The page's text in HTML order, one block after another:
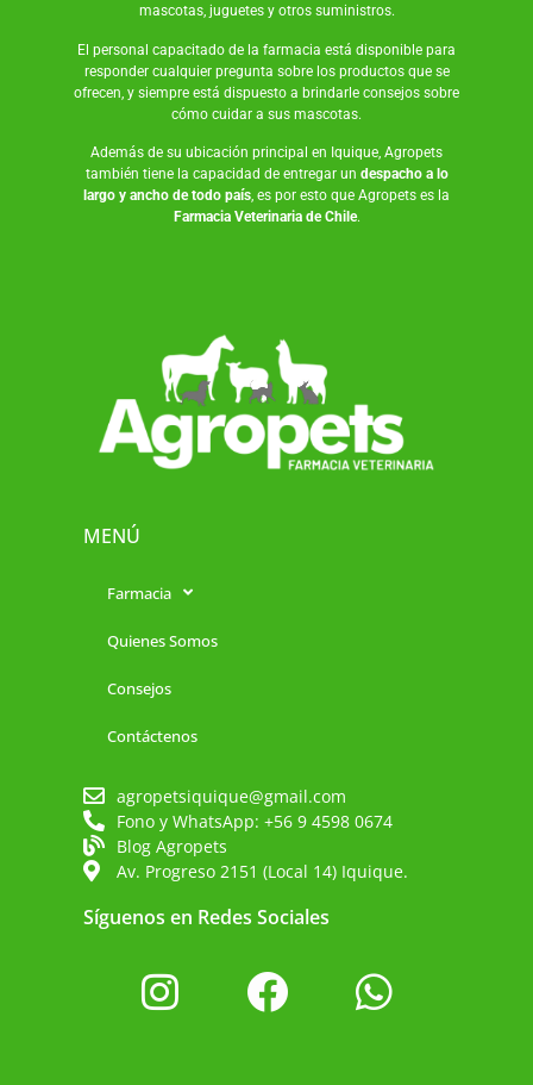
mascotas, juguetesy otros suministros.
El personal capacitado de la farmacia está disponible para
responder cualquier pregunta sobre los productos que se
ofrecen, y siempre está dispuesto a brindarle consejos sobre
cómo cuidar a sus mascotas.
Además de su ubicación principal en Iquique, Agropets
también tiene la capacidad de entregar un despacho a lo
largo y ancho de todo país, es por esto que Agropets es la
Farmacia Veterinaria de Chile.
MENÚ
Farmacia
Quienes Somos
Consejos
Contáctenos
agropetsiquique@gmail.com
Fono y WhatsApp: +56 9 4598 0674
Blog Agropets
Av. Progreso 2151 (Local 14) Iquique.
Síguenos en Redes Sociales